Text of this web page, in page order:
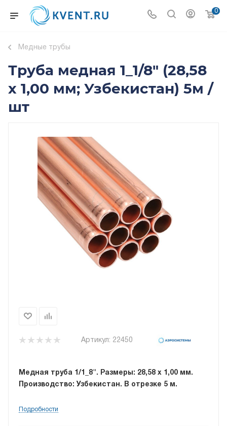
0
Медные трубы
Труба медная 1_1/8" (28,58
х 1,00 мм; Узбекистан) 5м /
шт
Артикул: 22450
Медная труба 1/1_8". Размеры: 28,58 х 1,00 мм.
Производство: Узбекистан. В отрезке 5 м.
Подробности